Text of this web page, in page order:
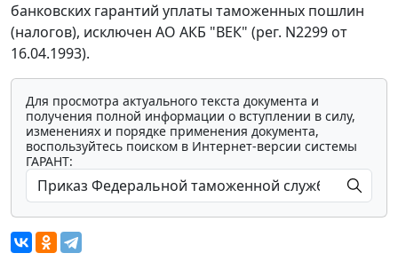
банковских гарантий уплаты таможенных пошлин
(налогов), исключен АО АКБ "ВЕК" (рег. N2299 от
16.04.1993).
Для просмотра актуального текста документа и
получения полной информации о вступлении в силу,
изменениях и порядке применения документа,
воспользуйтесь поиском в Интернет-версии системы
ГАРАНТ: